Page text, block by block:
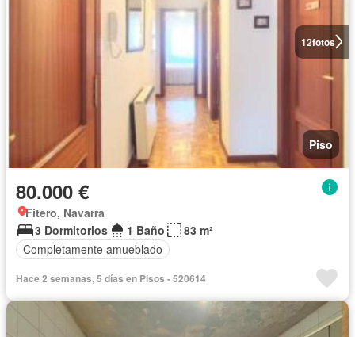
12fotos
Piso
80.000 €
Fitero, Navarra
3 Dormitorios
1 Baño
83 m²
Completamente amueblado
Hace 2 semanas, 5 días en Pisos - 520614